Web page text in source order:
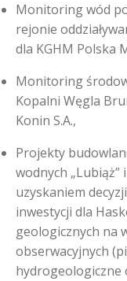
Monitoring wód
rejonie
dla KGHM Polska
Monitoring
Kopalni Węgla
Konin S.A.,
Projekty
wodnych „Lubiąż”
uzyskaniem
inwestycji dla
geologicznych na
obserwacyjnych
hydrogeologiczne